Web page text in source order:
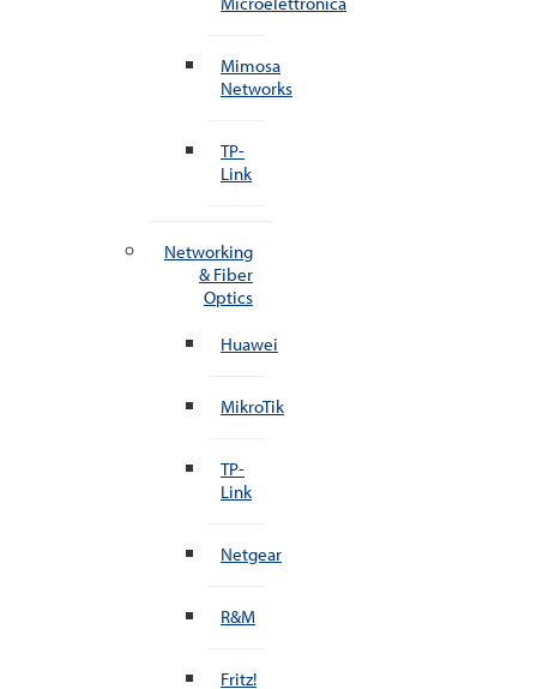
Mimosa
Networks
TP-
Link
Networking
& Fiber
Optics
Huawei
MikroTik
TP-
Link
Netgear
R&M
Fritz!